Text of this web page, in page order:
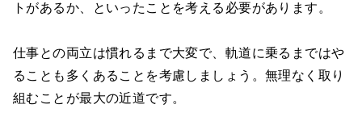
トがあるか、といったことを考える必要があります。
仕事との両立は慣れるまで大変で、軌道に乗るまではや
ることも多くあることを考慮しましょう。無理なく取り
組むことが最大の近道です。